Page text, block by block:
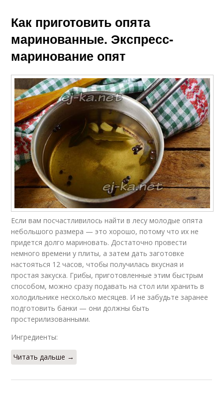
Как приготовить опята
маринованные. Экспресс-
маринование опят
Если вам посчастливилось найти в лесу молодые опята
небольшого размера — это хорошо, потому что их не
придется долго мариновать. Достаточно провести
немного времени у плиты, а затем дать заготовке
настояться 12 часов, чтобы получилась вкусная и
простая закуска. Грибы, приготовленные этим быстрым
способом, можно сразу подавать на стол или хранить в
холодильнике несколько месяцев. И не забудьте заранее
подготовить банки — они должны быть
простерилизованными.
Ингредиенты:
Читать дальше →